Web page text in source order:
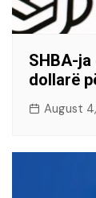
SHBA-ja
dollarë
August